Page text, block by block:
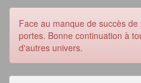
Face au manque de succès de
portes. Bonne continuation à
d'autres univers.